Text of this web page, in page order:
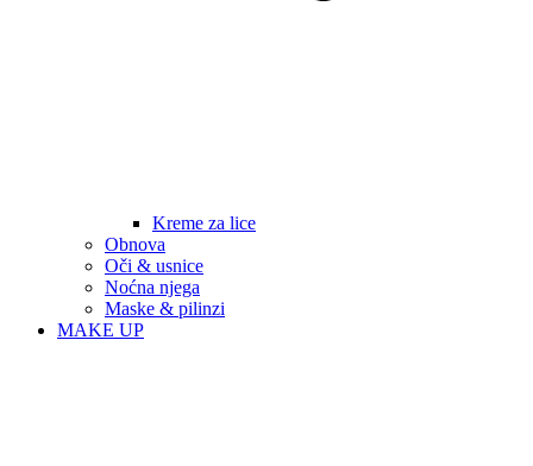
Kreme za lice
Obnova
Oči & usnice
Noćna njega
Maske & pilinzi
MAKE UP